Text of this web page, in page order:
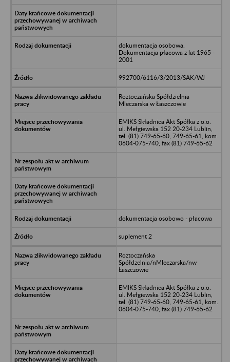
dokumentacja osobowa.
Dokumentacja płacowa z lat 1965 -
2001
992700/6116/3/2013/SAK/WJ
Roztoczańska Spółdzielnia
Mleczarska w Łaszczowie
EMIKS Składnica Akt Spółka z o.o.
ul. Mełgiewska 152 20-234 Lublin,
tel. (81) 749-65-60, 749-65-61, kom.
0604-075-740, fax (81) 749-65-62
dokumentacja osobowo - płacowa
suplement 2
Roztoczańska
Spółdzelnia/nMleczarska/nw
Łaszczowie
EMIKS Składnica Akt Spółka z o.o.
ul. Mełgiewska 152 20-234 Lublin,
tel. (81) 749-65-60, 749-65-61, kom.
0604-075-740, fax (81) 749-65-62